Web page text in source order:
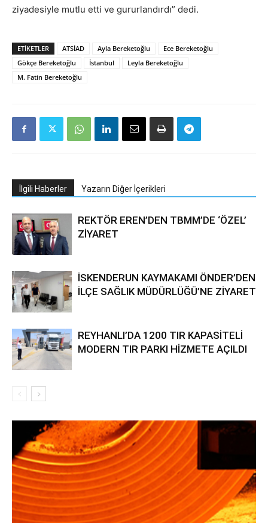
ziyadesiyle mutlu etti ve gururlandırdı” dedi.
ETIKETLER ATSİAD Ayla Bereketoğlu
Ece Bereketoğlu
Gökçe Bereketoğlu
İstanbul
Leyla Bereketoğlu
M. Fatin Bereketoğlu
İlgili Haberler Yazarın Diğer İçerikleri
REKTÖR EREN’DEN TBMM’DE ‘ÖZEL’
ZİYARET
İSKENDERUN KAYMAKAMI ÖNDER’DEN
İLÇE SAĞLIK MÜDÜRLÜĞÜ’NE ZİYARET
REYHANLI’DA 1200 TIR KAPASİTELİ
MODERN TIR PARKI HİZMETE AÇILDI